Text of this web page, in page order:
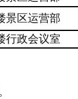
景区运营部
行政会议室